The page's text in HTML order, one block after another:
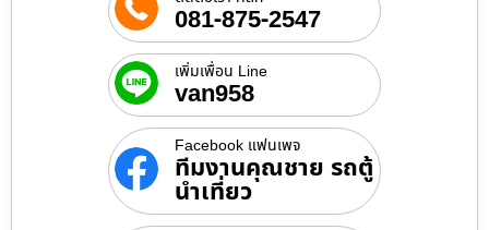
081-875-2547
เพิ่มเพื่อน Line
van958
Facebook แฟนเพจ
ทีมงานคุณชาย รถตู้
นำเที่ยว